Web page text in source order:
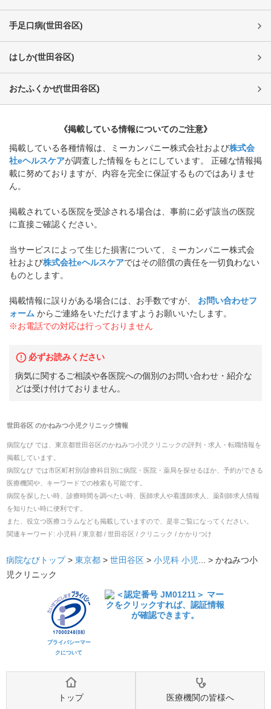
手足口病(世田谷区)
はしか(世田谷区)
おたふくかぜ(世田谷区)
《掲載している情報についてのご注意》
掲載している各種情報は、ミーカンパニー株式会社および株式会
社eヘルスケアが調査した情報をもとにしています。 正確な情報掲
載に努めておりますが、内容を完全に保証するものではありませ
ん。
掲載されている医院を受診される場合は、事前に必ず該当の医院
に直接ご確認ください。
当サービスによって生じた損害について、ミーカンパニー株式会
社および株式会社eヘルスケアではその賠償の責任を一切負わない
ものとします。
掲載情報に誤りがある場合には、お手数ですが、
お問い合わせフ
ォーム からご連絡をいただけますようお願いいたします。
※お電話での対応は行っておりません
必ずお読みください
病気に関するご相談や各医院への個別のお問い合わせ・紹介な
どは受け付けておりません。
世田谷区のかねみつ小児クリニック情報
病院なび では、 東京都世田谷区のかねみつ小児クリニックの評判・求人・転職情報を
掲載しています。
病院なび では市区町村別/診療科目別に病院・医院・薬局を探せるほか、予約ができる
医療機関や、キーワードでの検索も可能です。
病院を探したい時、診療時間を調べたい時、医師求人や看護師求人、薬剤師求人情報
を知りたい時に便利です。
また、役立つ医療コラムなども掲載していますので、是非ご覧になってください。
関連キーワード: 小児科 / 東京都 / 世田谷区 / クリニック / かかりつけ
病院なびトップ> 東京都 > 世田谷区 > 小児科 小児 ... > かねみつ小
児クリニック
プライバシーマー
クについて
トップ 医療機関の皆様へ